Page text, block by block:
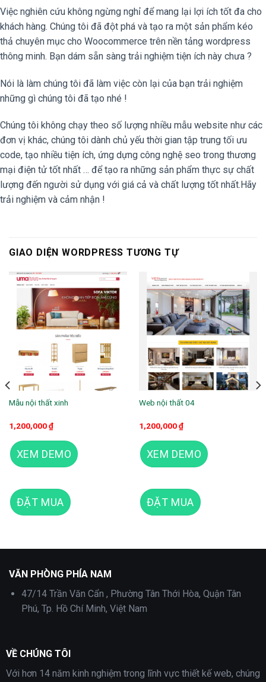
Việc nghiên cứu không ngừng nghỉ để mang lại lợi ích tốt đa cho
khách hàng. Chúng tôi đã đột phá và tạo ra một sản phẩm kéo
thả chuyên mục cho Woocommerce trên nền tảng wordpress
thông minh. Bạn dám sẵn sàng trải nghiệm tiện ích này chưa ?
Nói là làm chúng tôi đã làm việc còn lại của bạn trải nghiệm
những gì chúng tôi đã tạo nhé !
Chúng tôi không chạy theo số lượng nhiều mẫu website như các
đơn vị khác, chúng tôi dành chủ yếu thời gian tập trung tối ưu
code, tạo nhiều tiện ích, ứng dựng công nghệ seo trong thương
mại điện tử tốt nhất … để tạo ra những sản phẩm thực sự chất
lượng đến người sử dụng với giá cả và chất lượng tốt nhất.Hãy
trải nghiệm và cảm nhận !
GIAO DIỆN WORDPRESS TƯƠNG TỰ
Mẫu nội thất xinh
1,200,000₫
XEM DEMO
ĐẶT MUA
Web nội thất 04
1,200,000₫
XEM DEMO
ĐẶT MUA
Mẫu nội thất 05
VĂN PHÒNG PHÍA NAM
47/14 Trần Văn Cẩn , Phường Tân Thới Hòa, Quận Tân
Phú, Tp. Hồ Chí Minh, Việt Nam
VỀ CHÚNG TÔI
Với hơn 14 năm kinh nghiệm trong lĩnh vực thiết kế web, chúng